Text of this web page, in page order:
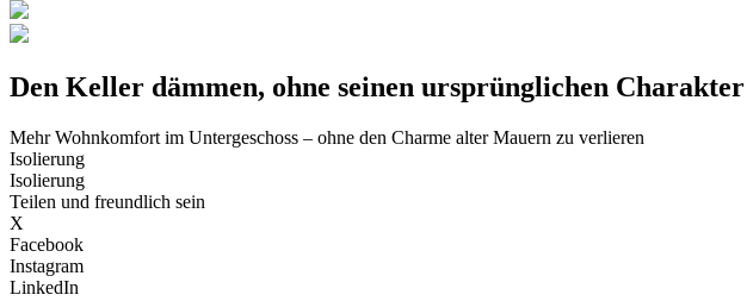
Den Keller dämmen, ohne seinen ursprünglichen
Mehr Wohnkomfort im Untergeschoss – ohne den Charme alter Mauern zu verlieren
Isolierung
Isolierung
Teilen und freundlich sein
X
Facebook
Instagram
LinkedIn